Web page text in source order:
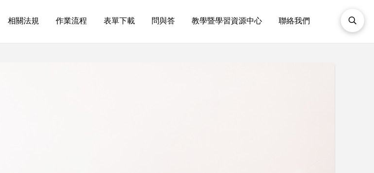
相關法規 作業流程 表單下載 問與答 教學暨學習資源中心 聯絡我們